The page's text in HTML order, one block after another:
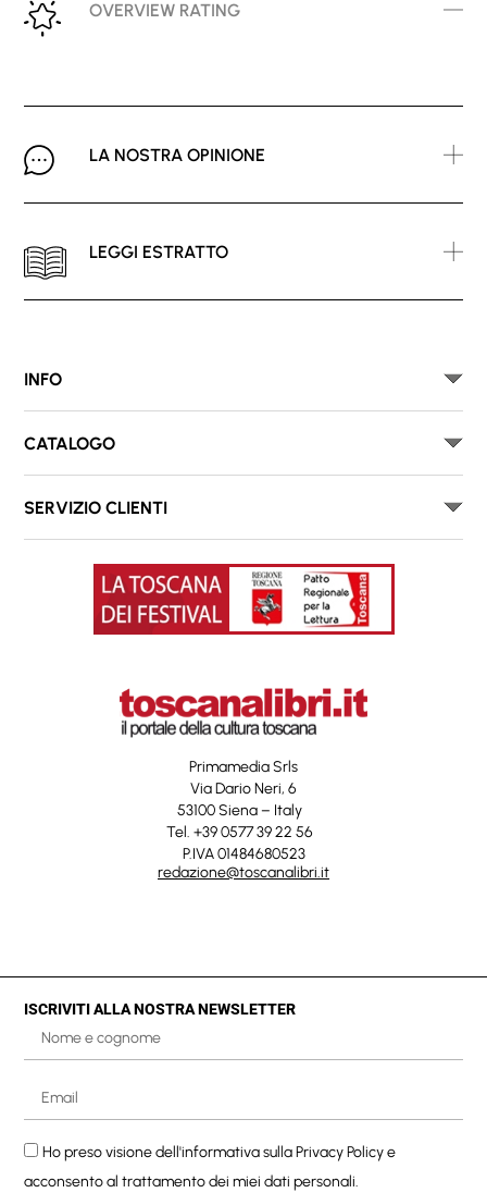
OVERVIEW RATING
LA NOSTRA OPINIONE
LEGGI ESTRATTO
INFO
CATALOGO
SERVIZIO CLIENTI
Primamedia Srls
Via Dario Neri, 6
53100 Siena – Italy
Tel. +39 0577 39 22 56
P.IVA 01484680523
redazione@toscanalibri.it
ISCRIVITI ALLA NOSTRA NEWSLETTER
Ho preso visione dell'informativa sullaPrivacy Policye
acconsento al trattamento dei miei dati personali.